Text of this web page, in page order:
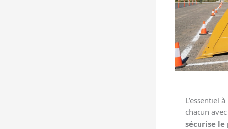
L’essentiel
chacun
sécurise le